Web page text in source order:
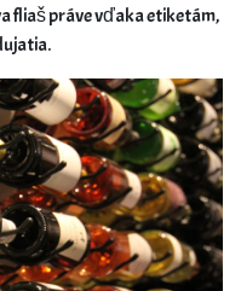
fliaš práve vďaka etiketám,